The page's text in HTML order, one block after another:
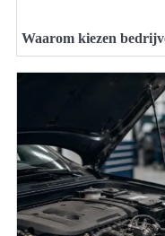
Waarom kiezen